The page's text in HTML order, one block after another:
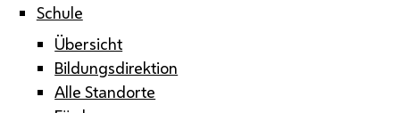
Schule
Übersicht
Bildungsdirektion
Alle Standorte